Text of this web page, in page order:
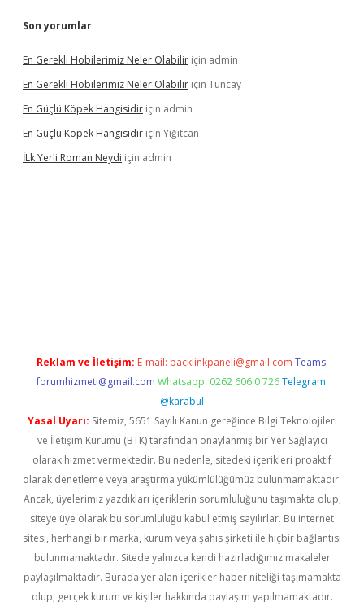
Son yorumlar
En Gerekli Hobilerimiz Neler Olabilir için admin
En Gerekli Hobilerimiz Neler Olabilir için Tuncay
En Güçlü Köpek Hangisidir için admin
En Güçlü Köpek Hangisidir için Yiğitcan
İLk Yerli Roman Neydi için admin
Reklam ve İletişim: E-mail: backlinkpaneli@gmail.com Teams:
forumhizmeti@gmail.com Whatsapp: 0262 606 0 726 Telegram:
@karabul
Yasal Uyarı: Sitemiz, 5651 Sayılı Kanun gereğince Bilgi Teknolojileri
ve İletişim Kurumu (BTK) tarafından onaylanmış bir Yer Sağlayıcı
olarak hizmet vermektedir. Bu nedenle, sitedeki içerikleri proaktif
olarak denetleme veya araştırma yükümlülüğümüz bulunmamaktadır.
Ancak, üyelerimiz yazdıkları içeriklerin sorumluluğunu taşımakta olup,
siteye üye olarak bu sorumluluğu kabul etmiş sayılırlar. Bu internet
sitesi, herhangi bir marka, kurum veya şahıs şirketi ile hiçbir bağlantısı
bulunmamaktadır. Sitede yalnızca kendi hazırladığımız makaleler
paylaşılmaktadır. Burada yer alan içerikler haber niteliği taşımamakta
olup, gerçek kurum ve kişiler hakkında paylaşım yapılmamaktadır.